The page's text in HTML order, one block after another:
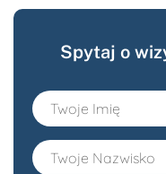
Spytaj o